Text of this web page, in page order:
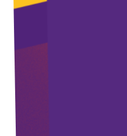
Volt West-Vlaanderen
Volt Antwerpen
Volt Wallonie